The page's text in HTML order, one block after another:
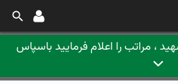
، مراتب را اعلام فرمایید باسپاس